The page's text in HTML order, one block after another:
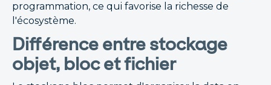
programmation, ce qui favorise la richesse de
l'écosystème.
Différence entre stockage
objet, bloc et fichier